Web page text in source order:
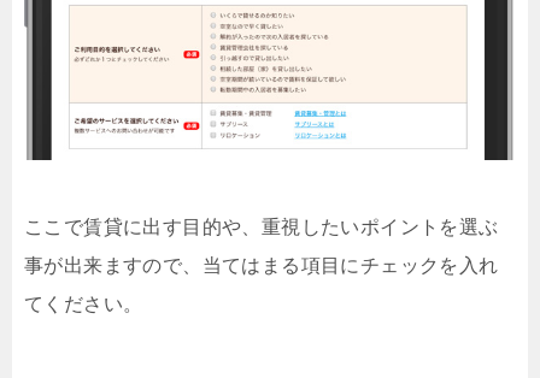
ここで賃貸に出す目的や、重視したいポイントを選ぶ
事が出来ますので、当てはまる項目にチェックを入れ
てください。